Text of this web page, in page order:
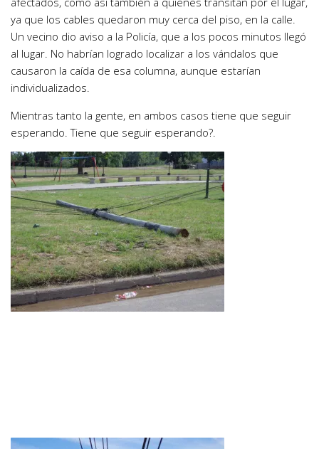
ya que los cables quedaron muy cerca del piso, en la calle.
Un vecino dio aviso a la Policía, que a los pocos minutos llegó
al lugar. No habrían logrado localizar a los vándalos que
causaron la caída de esa columna, aunque estarían
individualizados.
Mientras tanto la gente, en ambos casos tiene que seguir
esperando. Tiene que seguir esperando?.